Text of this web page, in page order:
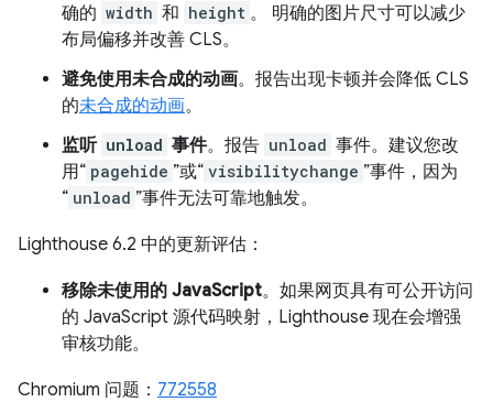
确的 width 和 height 。 明确的图片尺寸可以减少
布局偏移并改善 CLS。
避免使用未合成的动画。报告出现卡顿并会降低 CLS
的未合成的动画。
监听 unload 事件。报告 unload 事件。建议您改
用“ pagehide ”或“ visibilitychange ”事件，因为
“ unload ”事件无法可靠地触发。
Lighthouse 6.2 中的更新评估：
移除未使用的 JavaScript。如果网页具有可公开访问
的 JavaScript 源代码映射，Lighthouse 现在会增强
审核功能。
Chromium 问题： 772558